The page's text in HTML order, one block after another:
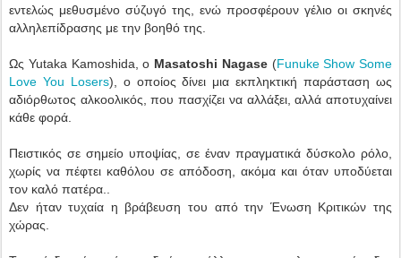
εντελώς μεθυσμένο σύζυγό της, ενώ προσφέρουν γέλιο οι σκηνές
αλληλεπίδρασης με την βοηθό της.
Ως Yutaka Kamoshida, ο Masatoshi Nagase(Funuke Show Some
Love You Losers) , ο οποίος δίνει μια εκπληκτική παράσταση ως
αδιόρθωτος αλκοολικός, που πασχίζει να αλλάξει, αλλά αποτυχαίνει
κάθε φορά.
Πειστικός σε σημείο υποψίας, σε έναν πραγματικά δύσκολο ρόλο,
χωρίς να πέφτει καθόλου σε απόδοση, ακόμα και όταν υποδύεται
τον καλό πατέρα..
Δεν ήταν τυχαία η βράβευση του από την Ένωση Κριτικών της
χώρας.